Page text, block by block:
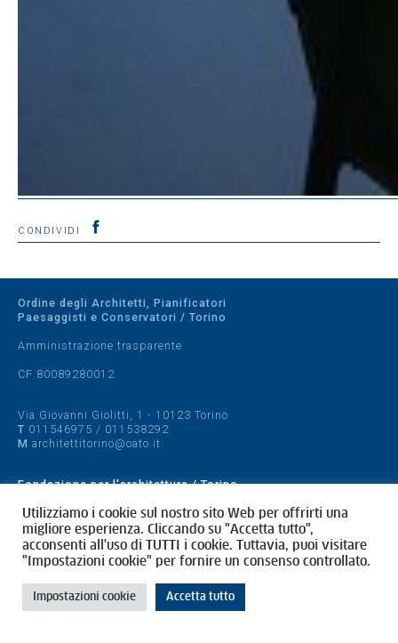
CONDIVIDI
Ordine degli Architetti, Pianificatori
Paesaggisti e Conservatori / Torino
Amministrazione trasparente
CF 80089280012
Via Giovanni Giolitti, 1 - 10123 Torino
T 011546975 / 011538292
M architettitorino@oato.it
Fondazione per l'architettura / Torino
Designed by quattrolinee.it
Cookie Policy
Privacy Policy
Utilizziamo i cookie sul nostro sito Web per offrirti una
migliore esperienza. Cliccando su "Accetta tutto",
acconsenti all'uso di TUTTI i cookie. Tuttavia, puoi visitare
"Impostazioni cookie" per fornire un consenso controllato.
Impostazioni cookie Accetta tutto